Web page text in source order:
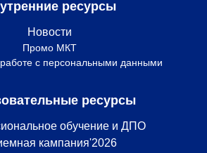
ресурсы
Новости
Промо МКТ
с персональными данными
ресурсы
обучение и ДПО
кампания'2026